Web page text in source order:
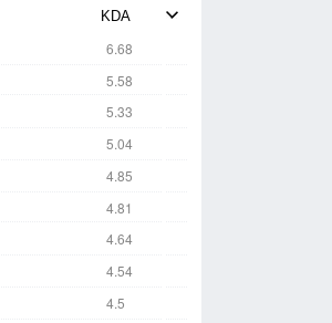
6.68
5.58
5.33
5.04
4.85
4.81
4.64
4.54
4.5